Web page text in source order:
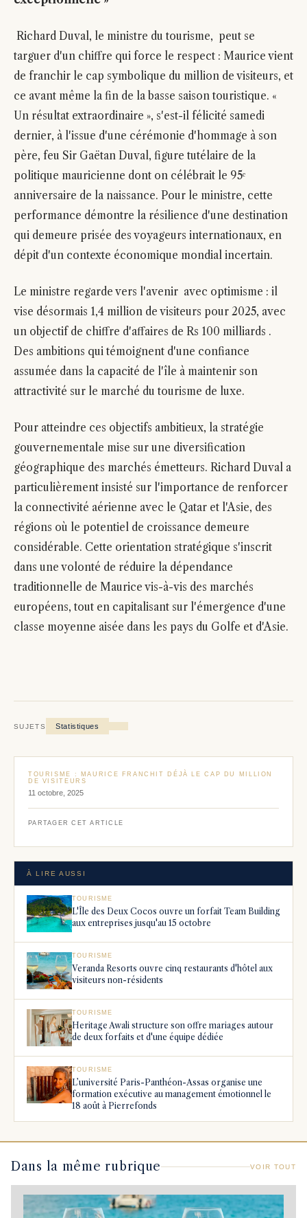
Richard Duval, le ministre du tourisme, peut se
targuer d'un chiffre qui force le respect : Maurice vient
de franchir le cap symbolique du million de visiteurs, et
ce avant même la fin de la basse saison touristique. «
Un résultat extraordinaire », s'est-il félicité samedi
dernier, à l'issue d'une cérémonie d'hommage à son
père, feu Sir Gaëtan Duval, figure tutélaire de la
politique mauricienne dont on célébrait le 95ᵉ
anniversaire de la naissance. Pour le ministre, cette
performance démontre la résilience d'une destination
qui demeure prisée des voyageurs internationaux, en
dépit d'un contexte économique mondial incertain.
Le ministre regarde vers l'avenir avec optimisme : il
vise désormais 1,4 million de visiteurs pour 2025, avec
un objectif de chiffre d'affaires de Rs 100 milliards .
Des ambitions qui témoignent d'une confiance
assumée dans la capacité de l'île à maintenir son
attractivité sur le marché du tourisme de luxe.
Pour atteindre ces objectifs ambitieux, la stratégie
gouvernementale mise sur une diversification
géographique des marchés émetteurs. Richard Duval a
particulièrement insisté sur l'importance de renforcer
la connectivité aérienne avec le Qatar et l'Asie, des
régions où le potentiel de croissance demeure
considérable. Cette orientation stratégique s'inscrit
dans une volonté de réduire la dépendance
traditionnelle de Maurice vis-à-vis des marchés
européens, tout en capitalisant sur l'émergence d'une
classe moyenne aisée dans les pays du Golfe et d'Asie.
SUJETS Statistiques
TOURISME : MAURICE FRANCHIT DÉJÀ LE CAP DU MILLION
DE VISITEURS
11 octobre, 2025
PARTAGER CET ARTICLE
À LIRE AUSSI
TOURISME
L'Île des Deux Cocos ouvre un forfait Team Building
aux entreprises jusqu'au 15 octobre
TOURISME
Veranda Resorts ouvre cinq restaurants d'hôtel aux
visiteurs non-résidents
TOURISME
Heritage Awali structure son offre mariages autour
de deux forfaits et d'une équipe dédiée
TOURISME
L’université Paris-Panthéon-Assas organise une
formation exécutive au management émotionnel le
18 août à Pierrefonds
Dans la même rubrique VOIR TOUT